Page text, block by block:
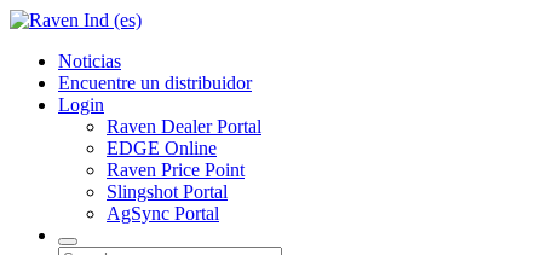
Noticias
Encuentre un distribuidor
Login
Raven Dealer Portal
EDGE Online
Raven Price Point
Slingshot Portal
AgSync Portal